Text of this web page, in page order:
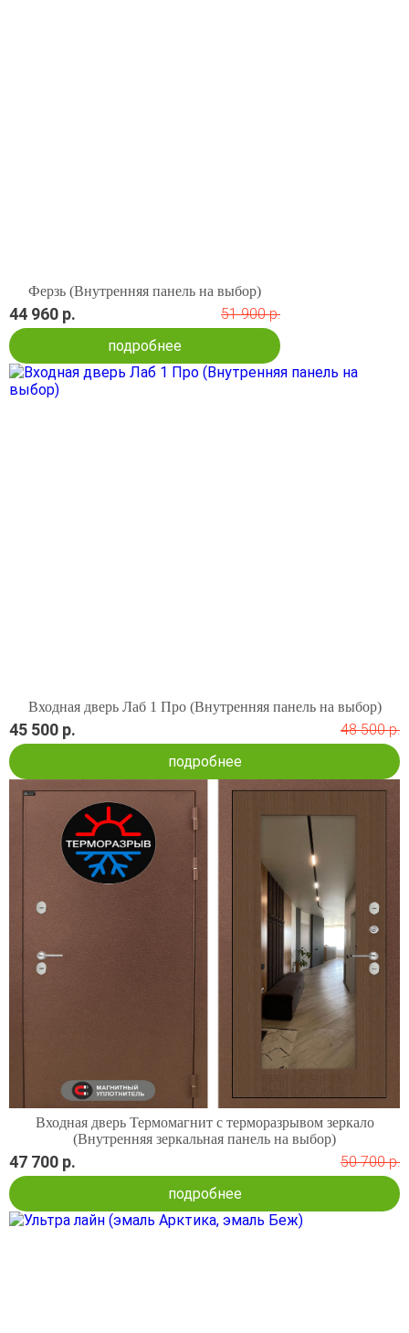
Ферзь (Внутренняя панель на выбор)
44 960 р.
51 900 р.
подробнее
Входная дверь Лаб 1 Про (Внутренняя панель на выбор)
45 500 р.
48 500 р.
подробнее
Входная дверь Термомагнит с терморазрывом зеркало
(Внутренняя зеркальная панель на выбор)
47 700 р.
50 700 р.
подробнее